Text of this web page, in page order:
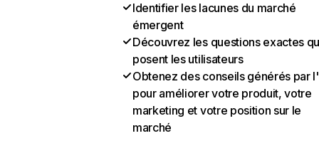
Identifier les lacunes du marché
émergent
Découvrez les questions exactes
posent les utilisateurs
Obtenez des conseils générés par
pour améliorer votre produit, votre
marketing et votre position sur le
marché